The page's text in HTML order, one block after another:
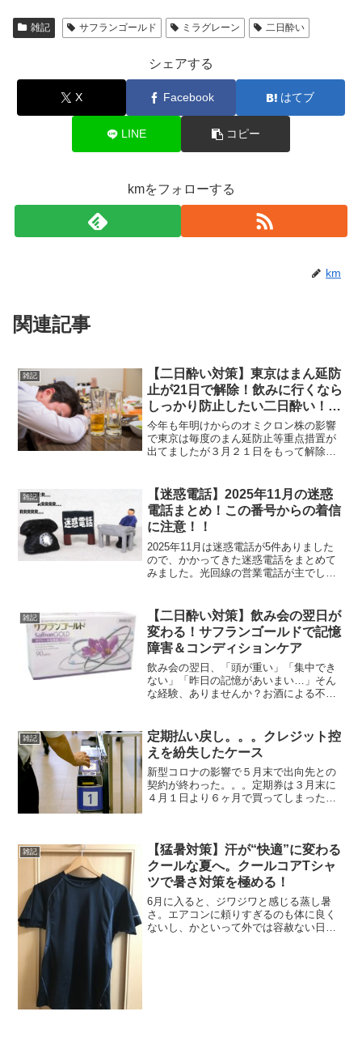
雑記 サフランゴールド ミラグレーン 二日酔い
シェアする
X Facebook はてブ
LINE コピー
kmをフォローする
km
関連記事
雑記
【二日酔い対策】東京はまん延防
止が21日で解除！飲みに行くなら
しっかり防止したい二日酔い！効
果的な対策は？
今年も年明けからのオミクロン株の影響
で東京は毎度のまん延防止等重点措置が
出てましたが３月２１日をもって解除さ
はいっても楽しく飲みたいので効果的な
二日酔い防止策を考えてみ...
雑記
【迷惑電話】2025年11月の迷惑
電話まとめ！この番号からの着信
に注意！！
2025年11月は迷惑電話が5件ありました
ので、かかってきた迷惑電話をまとめて
みました。光回線の営業電話が主でした
0120574714 光回線業者を装った迷惑営業
電話...
雑記
【二日酔い対策】飲み会の翌日が
変わる！サフランゴールドで記憶
障害＆コンディションケア
飲み会の翌日、「頭が重い」「集中でき
ない」「昨日の記憶があいまい…」そん
な経験、ありませんか？お酒による不調
も少なくありません。そこで注目されて
いるのが、サフラン由来の...
雑記
定期払い戻し。。。クレジット控
えを紛失したケース
新型コロナの影響で５月末で出向先との
契約が終わった。。。定期券は３月末に
４月１日より６ヶ月で買ってしまったの
要。。。それではと払い戻しに必...
雑記
【猛暑対策】汗が“快適”に変わる
クールな夏へ。クールコアTシャ
ツで暑さ対策を極める！
6月に入ると、ジワジワと感じる蒸し暑
さ。エアコンに頼りすぎるのも体に良く
ないし、かといって外では容赦ない日差